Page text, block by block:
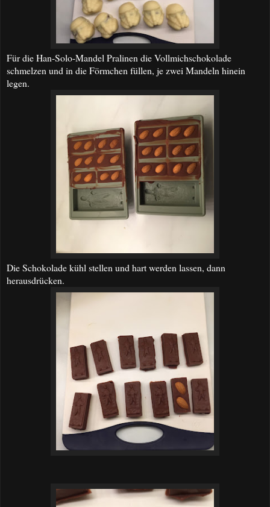
Für die Han-Solo-Mandel Pralinen die Vollmichschokolade
schmelzen und in die Förmchen füllen, je zwei Mandeln hinein
legen.
Die Schokolade kühl stellen und hart werden lassen, dann
herausdrücken.